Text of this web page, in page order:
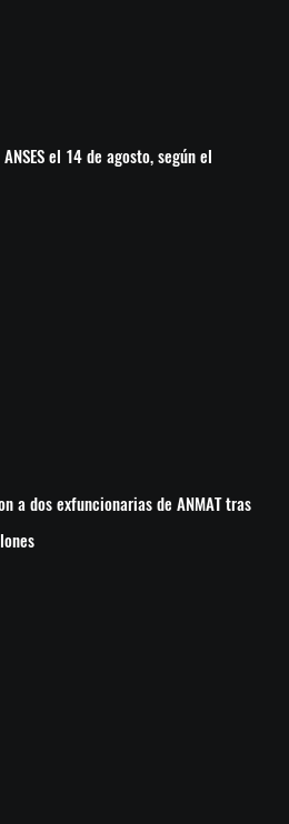
el 14 de agosto, según el
a dos exfuncionarias de ANMAT tras